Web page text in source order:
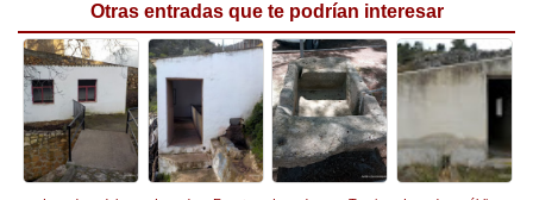
Otras entradas que te podrían interesar